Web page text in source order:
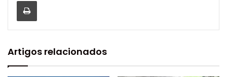
Artigos relacionados